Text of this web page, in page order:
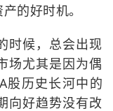
的好时机。
时候，总会出现
场尤其是因为偶
股历史长河中的
向好趋势没有改